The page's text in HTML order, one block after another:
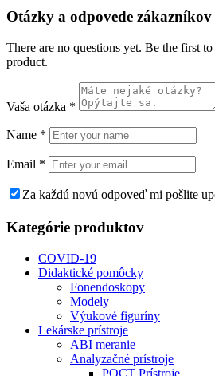
Otázky a odpovede zákazníkov
There are no questions yet. Be the first
product.
Vaša otázka *
Name *
Email *
Za každú novú odpoveď mi pošlite
Kategórie produktov
COVID-19
Didaktické pomôcky
Fonendoskopy
Modely
Výukové figuríny
Lekárske prístroje
ABI meranie
Analyzačné prístroje
POCT Prístroje